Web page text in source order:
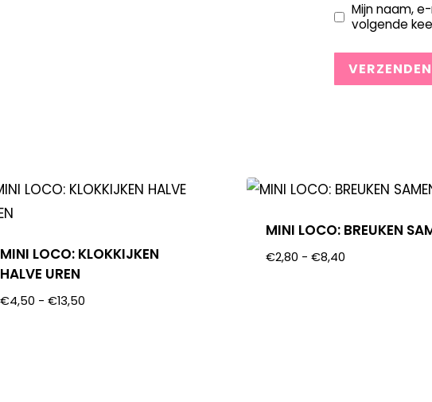
Mijn naam,
volgende
MINI LOCO: KLOKKIJKEN
HALVE UREN
€4,50 - €13,50
MINI LOCO: BREUKEN
€2,80 - €8,40